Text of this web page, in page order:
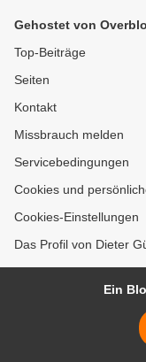
Gehostet von
Top-Beiträge
Seiten
Kontakt
Missbrauch melden
Servicebedingungen
Cookies und
Cookies-Einstellungen
Das Profil von Dieter
Ein